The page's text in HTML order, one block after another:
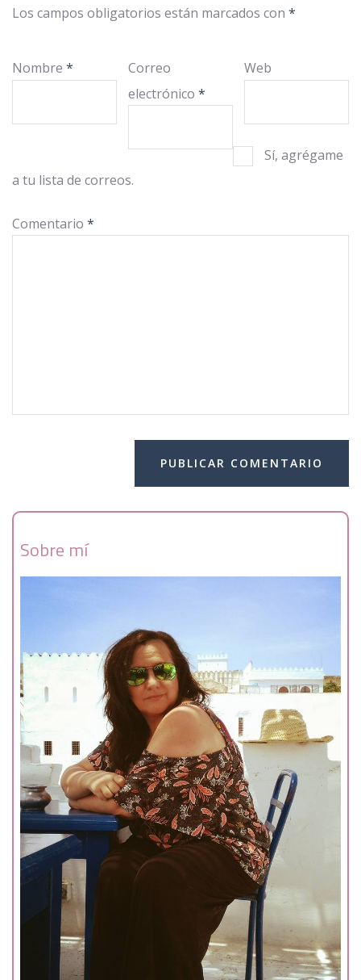
Sobre mí
Los campos obligatorios están marcados con *
Nombre *
Correo
electrónico*
Web
Sí, agrégame
a tu lista de correos.
Comentario *